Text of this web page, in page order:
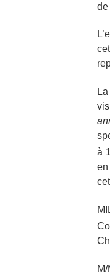
de
à
en